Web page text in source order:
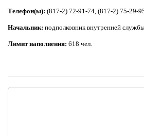
Телефон(ы): (817-2) 72-91-74, (817-2) 75-29-
Начальник: подполковник внутренней
Лимит наполнения: 618 чел.